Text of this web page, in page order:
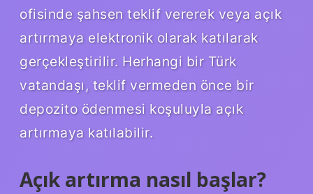
ofisinde şahsen teklif vererek veya açık
artırmaya elektronik olarak katılarak
gerçekleştirilir. Herhangi bir Türk
vatandaşı, teklif vermeden önce bir
depozito ödenmesi koşuluyla açık
artırmaya katılabilir.
Açık artırma nasıl başlar?